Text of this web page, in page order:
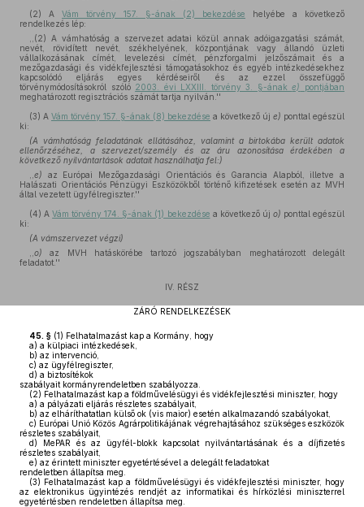
(2) A Vám törvény 157. §-ának (2) bekezdése helyébe a következő
rendelkezés lép:
,,(2) A vámhatóság a szervezet adatai közül annak adóigazgatási számát,
nevét, rövidített nevét, székhelyének, központjának vagy állandó üzleti
vállalkozásának címét, levelezési címét, pénzforgalmi jelzőszámait és a
mezőgazdasági és vidékfejlesztési támogatásokhoz és egyéb intézkedésekhez
kapcsolódó eljárás egyes kérdéseiről és az ezzel összefüggő
törvénymódosításokról szóló 2003. évi LXXIII. törvény 3. §-ánake)
pontjában
meghatározott regisztrációs számát tartja nyilván.''
(3) A Vám törvény 157. §-ának (8) bekezdése a következő új e) ponttal egészül
ki:
(A vámhatóság feladatának ellátásához, valamint a birtokába került adatok
ellenőrzéséhez, a szervezet/személy és az áru azonosítása érdekében a
következő nyilvántartások adatait használhatja fel:)
e) az Európai Mezőgazdasági Orientációs és Garancia Alapból, illetve a
Halászati Orientációs Pénzügyi Eszközökből történő kifizetések esetén az MVH
által vezetett ügyfélregiszter.''
(4) AVám törvény 174. §-ának (1) bekezdése a következő új o) ponttal egészül
ki:
(A vámszervezet végzi)
o) az MVH hatáskörébe tartozó jogszabályban meghatározott delegált
feladatot.''
IV. RÉSZ
ZÁRÓ RENDELKEZÉSEK
45. § (1) Felhatalmazást kap a Kormány, hogy
a) a külpiaci intézkedések,
b) az intervenció,
c) az ügyfélregiszter,
d) a biztosítékok
szabályait kormányrendeletben szabályozza.
(2) Felhatalmazást kap a földművelésügyi és vidékfejlesztési miniszter, hogy
a) a pályázati eljárás részletes szabályait,
b) az elháríthatatlan külső ok (vis maior) esetén alkalmazandó szabályokat,
c) Európai Unió Közös Agrárpolitikájának végrehajtásához szükséges eszközök
részletes szabályait,
d) MePAR és az ügyfél-blokk kapcsolat nyilvántartásának és a díjfizetés
részletes szabályait,
e) az érintett miniszter egyetértésével a delegált feladatokat
rendeletben állapítsa meg.
(3) Felhatalmazást kap a földművelésügyi és vidékfejlesztési miniszter, hogy
az elektronikus ügyintézés rendjét az informatikai és hírközlési miniszterrel
egyetértésben rendeletben állapítsa meg.